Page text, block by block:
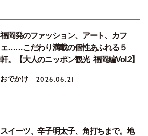
福岡発のファッション、アート、カフ
ェ……こだわり満載の個性あふれる５
軒。【大人のニッポン観光_福岡編Vol.2】
おでかけ 2026.06.21
スイーツ、辛子明太子、角打ちまで。地